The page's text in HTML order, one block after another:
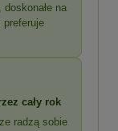
na
preferuje
cały rok
radzą sobie